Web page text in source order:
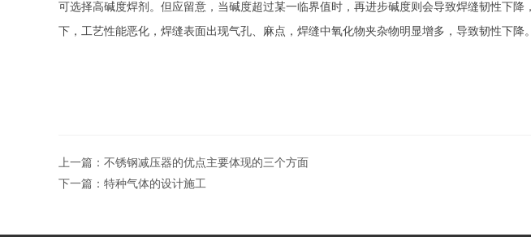
可选择高碱度焊剂。但应留意，当碱度超过某一临界值时，再进步碱度则会导致焊缝韧性下
下，工艺性能恶化，焊缝表面出现气孔、麻点，焊缝中氧化物夹杂物明显增多，导致韧性下降
上一篇： 不锈钢减压器的优点主要体现的三个方面
下一篇： 特种气体的设计施工